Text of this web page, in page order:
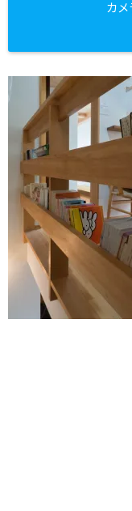
カメ